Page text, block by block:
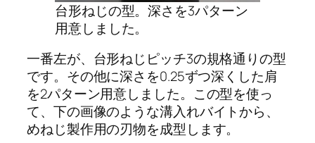
台形ねじの型。深さを3パターン
用意しました。
一番左が、台形ねじピッチ3の規格通りの型
です。その他に深さを0.25ずつ深くした肩
を2パターン用意しました。この型を使っ
て、下の画像のような溝入れバイトから、
めねじ製作用の刃物を成型します。